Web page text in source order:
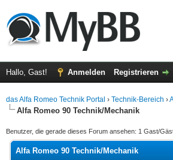
Hallo, Gast! Anmelden Registrieren
das Alfa Romeo Technik Portal › Technik-Bereich ›
Alfa Romeo 90 Technik/Mechanik
Benutzer, die gerade dieses Forum ansehen: 1 Gast/
Alfa Romeo 90 Technik/Mechanik